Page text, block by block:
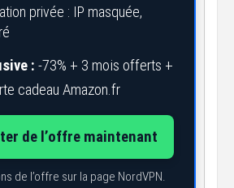
privée : IP masquée,
: -73% + 3 mois offerts +
cadeau Amazon.fr
de l’offre maintenant
de l’offre sur la page NordVPN.